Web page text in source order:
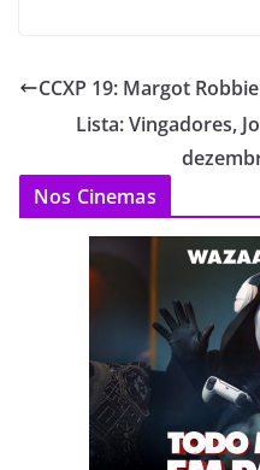
CCXP 19: Margot
Lista: Vingadores,
Nos Cinemas